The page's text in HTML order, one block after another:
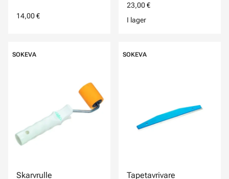
14,00 €
23,00 €
I lager
SOKEVA
Skarvrulle
SOKEVA
Tapetavrivare